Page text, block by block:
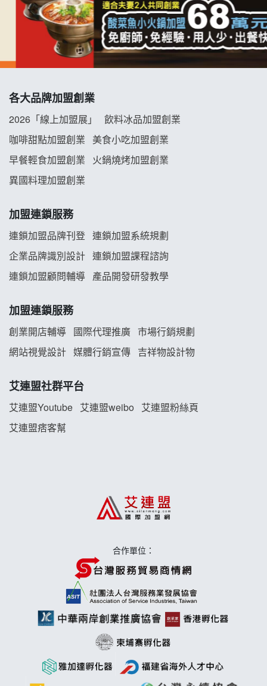
優握握×酸奶大獅加盟說明會
冬城門加盟說明會
龍涎居好湯加盟說明會
舒油頭加盟說明會
義氣豐發雞加盟說明會
Mr.Wish加盟說明會
雞咕雞咕加盟說明會
TEA TOP加盟說明會
珍好味臭臭鍋加盟說明會
藍象廷泰式火鍋加盟說明會
日十。早午食加盟說明會
莫尼早餐Morni加盟說明會
各大品牌加盟創業
2026「線上加盟展」
飲料冰品加盟創業
咖啡甜點加盟創業
美食小吃加盟創業
早餐輕食加盟創業
火鍋燒烤加盟創業
異國料理加盟創業
加盟連鎖服務
連鎖加盟品牌刊登 連鎖加盟系統規劃
企業品牌識別設計 連鎖加盟課程諮詢
連鎖加盟顧問輔導 產品開發研發教學
加盟連鎖服務
創業開店輔導 國際代理推廣 市場行銷規劃
網站視覺設計 媒體行銷宣傳 吉祥物設計物
艾連盟社群平台
艾連盟Youtube 艾連盟weibo
艾連盟粉絲頁
艾連盟痞客幫
合作單位：